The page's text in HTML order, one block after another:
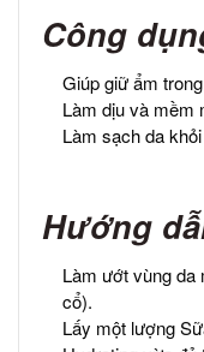
Công
Giúp giữ ẩm
Làm dịu và mềm
Làm sạch da
Hướng
Làm ướt vùng da
cổ).
Lấy một lượng